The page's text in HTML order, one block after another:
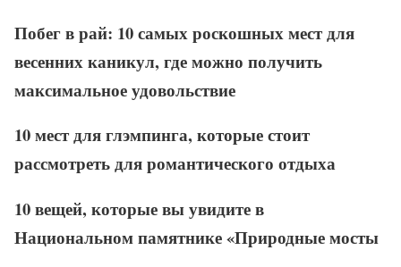
Побег в рай: 10 самых роскошных мест для
весенних каникул, где можно получить
максимальное удовольствие
10 мест для глэмпинга, которые стоит
рассмотреть для романтического отдыха
10 вещей, которые вы увидите в
Национальном памятнике «Природные мосты